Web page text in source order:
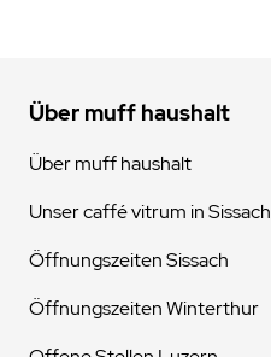
Über muff haushalt
Über muff haushalt
Unser caffé vitrum in Sissach
Öffnungszeiten Sissach
Öffnungszeiten Winterthur